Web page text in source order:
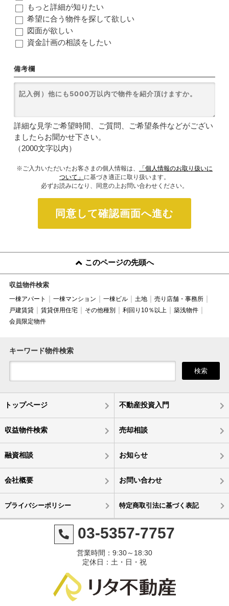
もっと詳細が知りたい
希望に合う物件を探して欲しい
図面が欲しい
資金計画の相談をしたい
備考欄
詳細な見学ご希望時間、ご質問、ご希望条件などがござい
ましたらお聞かせ下さい。
（2000文字以内）
※ご入力いただいたお客さまの個人情報は、
「個人情報のお取り扱いに
ついて」 に基づき適正に取り扱います。
必ずお読みになり、同意の上お問い合わせください。
同意して確認画面へ進む
このページの先頭へ
収益物件検索
一棟アパート 一棟マンション 一棟ビル 土地
売り店舗・事務所
戸建賃貸
賃貸併用住宅 その他種別 利回り10％以上
築浅物件
会員限定物件
キーワード物件検索
検索
トップページ 不動産投資入門
収益物件検索 売却相談
融資相談 お知らせ
会社概要 お問い合わせ
プライバシーポリシー 特定商取引法に基づく表記
03-5357-7757
営業時間：9:30～18:30
定休日：土・日・祝